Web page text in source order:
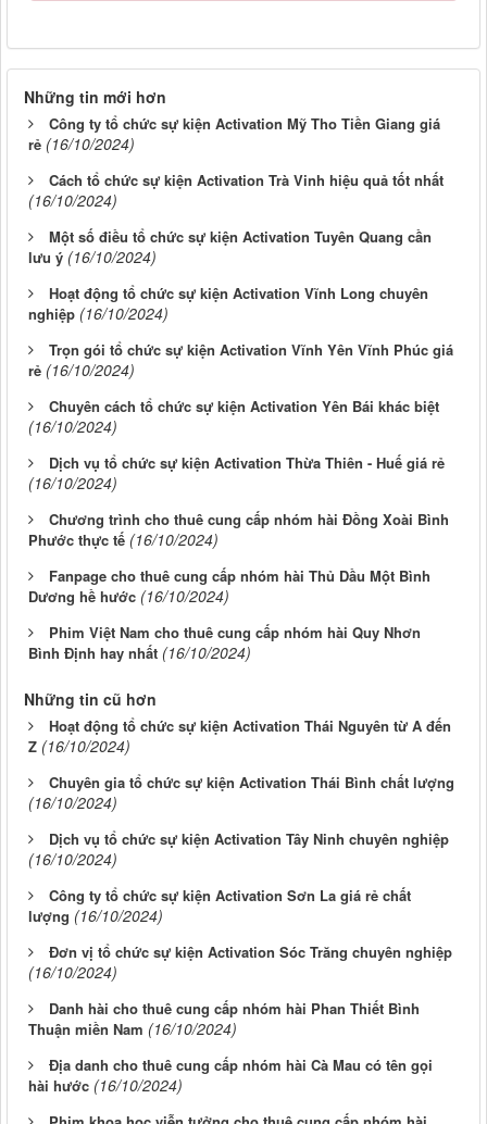
Những tin mới hơn
Công ty tổ chức sự kiện Activation Mỹ Tho Tiền Giang giá
rẻ (16/10/2024)
Cách tổ chức sự kiện Activation Trà Vinh hiệu quả tốt nhất
(16/10/2024)
Một số điều tổ chức sự kiện Activation Tuyên Quang cần
lưu ý (16/10/2024)
Hoạt động tổ chức sự kiện Activation Vĩnh Long chuyên
nghiệp (16/10/2024)
Trọn gói tổ chức sự kiện Activation Vĩnh Yên Vĩnh Phúc giá
rẻ (16/10/2024)
Chuyên cách tổ chức sự kiện Activation Yên Bái khác biệt
(16/10/2024)
Dịch vụ tổ chức sự kiện Activation Thừa Thiên - Huế giá rẻ
(16/10/2024)
Chương trình cho thuê cung cấp nhóm hài Đồng Xoài Bình
Phước thực tế (16/10/2024)
Fanpage cho thuê cung cấp nhóm hài Thủ Dầu Một Bình
Dương hề hước (16/10/2024)
Phim Việt Nam cho thuê cung cấp nhóm hài Quy Nhơn
Bình Định hay nhất (16/10/2024)
Những tin cũ hơn
Hoạt động tổ chức sự kiện Activation Thái Nguyên từ A đến
Z (16/10/2024)
Chuyên gia tổ chức sự kiện Activation Thái Bình chất lượng
(16/10/2024)
Dịch vụ tổ chức sự kiện Activation Tây Ninh chuyên nghiệp
(16/10/2024)
Công ty tổ chức sự kiện Activation Sơn La giá rẻ chất
lượng (16/10/2024)
Đơn vị tổ chức sự kiện Activation Sóc Trăng chuyên nghiệp
(16/10/2024)
Danh hài cho thuê cung cấp nhóm hài Phan Thiết Bình
Thuận miền Nam (16/10/2024)
Địa danh cho thuê cung cấp nhóm hài Cà Mau có tên gọi
hài hước (16/10/2024)